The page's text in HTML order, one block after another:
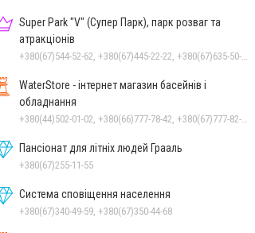
Super Park "V" (Супер Парк), парк розваг та
атракціонів
+380(67)544-52-62, +380(67)445-22-22, +380(67)635-50-50
WaterStore - інтернет магазин басейнів і
обладнання
+380(44)502-01-02, +380(66)777-78-42, +380(67)777-82-19, +380(67)890-80-80, +380(73)890-80-80, +380(44)502-01-03
Пансіонат для літніх людей Грааль
+380(67)255-11-55
Система сповіщення населення
+380(67)340-49-59, +380(67)350-44-68